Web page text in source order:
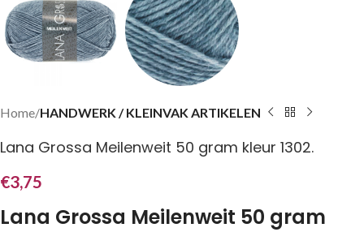
Home HANDWERK / KLEINVAK ARTIKELEN
Lana Grossa Meilenweit 50 gram kleur 1302.
€3,75
Lana Grossa Meilenweit 50 gram